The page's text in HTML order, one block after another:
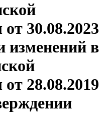
30.08.2023
изменений в
28.08.2019